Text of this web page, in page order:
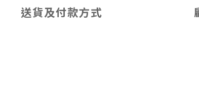
送貨及付款方式